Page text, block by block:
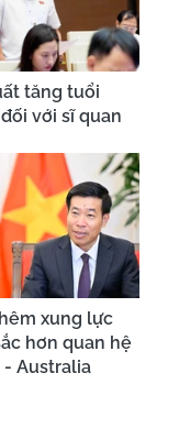
tăng tuổi
với sĩ quan
xung lực
hơn quan hệ
- Australia